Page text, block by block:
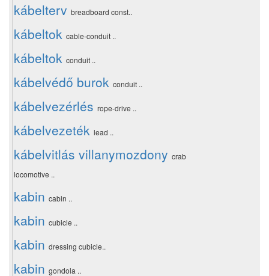
kábelterv breadboard const..
kábeltok cable-conduit ..
kábeltok conduit ..
kábelvédő burok conduit ..
kábelvezérlés rope-drive ..
kábelvezeték lead ..
kábelvitlás villanymozdony crab
locomotive ..
kabin cabin ..
kabin cubicle ..
kabin dressing cubicle..
kabin gondola ..